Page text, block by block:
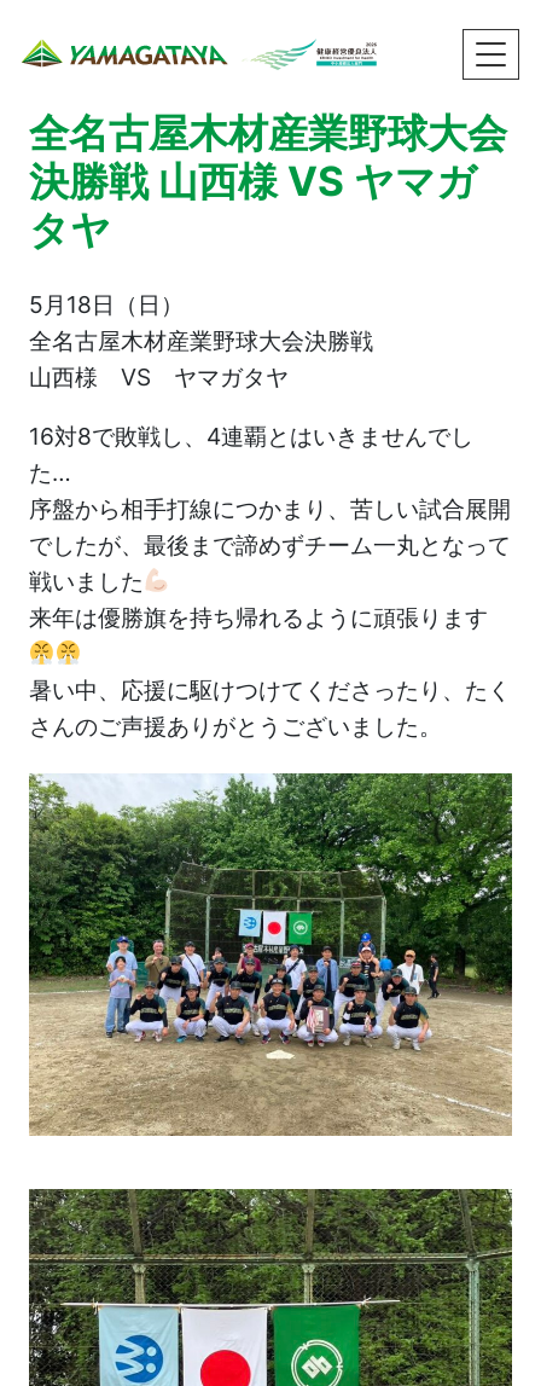
全名古屋木材産業野球大会
決勝戦 山西様 VS ヤマガ
タヤ
5月18日（日）
全名古屋木材産業野球大会決勝戦
山西様 VS ヤマガタヤ
16対8で敗戦し、4連覇とはいきませんでし
た…
序盤から相手打線につかまり、苦しい試合展開
でしたが、最後まで諦めずチーム一丸となって
戦いました
来年は優勝旗を持ち帰れるように頑張ります
暑い中、応援に駆けつけてくださったり、たく
さんのご声援ありがとうございました。